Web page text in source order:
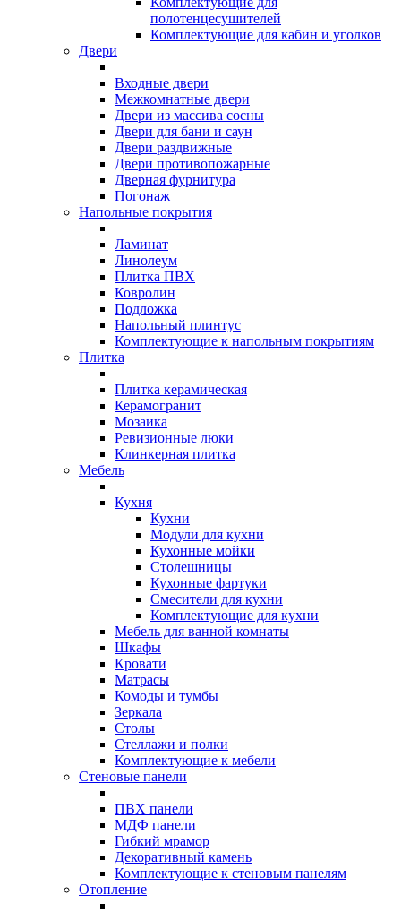
полотенцесушителей
Комплектующие для кабин и уголков
Двери
Входные двери
Межкомнатные двери
Двери из массива сосны
Двери для бани и саун
Двери раздвижные
Двери противопожарные
Дверная фурнитура
Погонаж
Напольные покрытия
Ламинат
Линолеум
Плитка ПВХ
Ковролин
Подложка
Напольный плинтус
Комплектующие к напольным покрытиям
Плитка
Плитка керамическая
Керамогранит
Мозаика
Ревизионные люки
Клинкерная плитка
Мебель
Кухня
Кухни
Модули для кухни
Кухонные мойки
Столешницы
Кухонные фартуки
Смесители для кухни
Комплектующие для кухни
Мебель для ванной комнаты
Шкафы
Кровати
Матрасы
Комоды и тумбы
Зеркала
Столы
Стеллажи и полки
Комплектующие к мебели
Стеновые панели
ПВХ панели
МДФ панели
Гибкий мрамор
Декоративный камень
Комплектующие к стеновым панелям
Отопление